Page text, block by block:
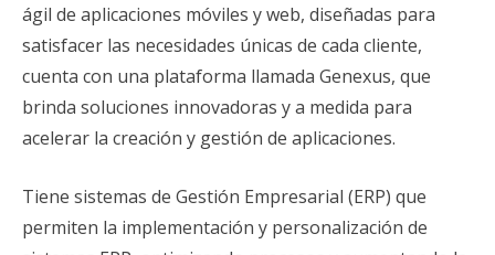
ágil de aplicaciones móviles y web, diseñadas para
satisfacer las necesidades únicas de cada cliente,
cuenta con una plataforma llamada Genexus, que
brinda soluciones innovadoras y a medida para
acelerar la creación y gestión de aplicaciones.
Tiene sistemas de Gestión Empresarial (ERP) que
permiten la implementación y personalización de